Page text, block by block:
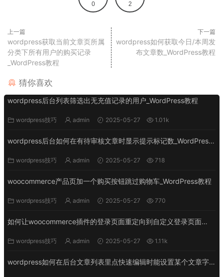
0 2
上一篇
wordpress获取当前文章页所属
分类下所有用户的购买记录
_WordPress教程
下一篇
wordpress如何获取今日/本周发
布文章数_WordPress教程
猜你喜欢
wordpress后台列表筛选出无充值记录的用户_WordPress教程
wordpress技巧 admin 2025-05-27 1.01k
wordpress后台如何在有待审核文章时显示提示标记数_WordPress
wordpress技巧 admin 2025-05-27 718
woocommerce产品页加一个购买按钮跳过购物车_WordPress教程
wordpress技巧 admin 2025-05-27 770
如何让woocommerce插件的登录页面重定向到自定义登录页面
wordpress技巧 admin 2025-05-27 1.11k
wordpress如何在后台文章列表里点快速编辑时能设置某个文章字